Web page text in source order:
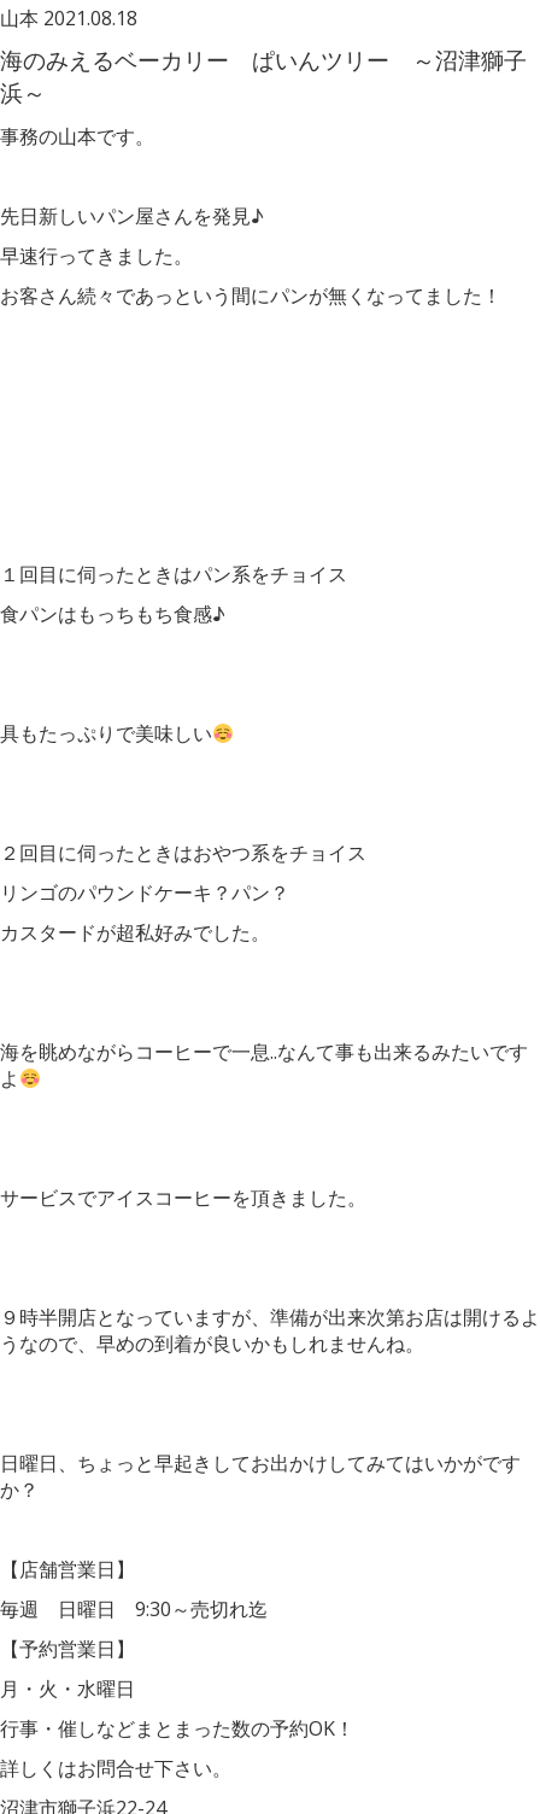
山本 2021.08.18
海のみえるベーカリー ぱいんツリー ～沼津獅子
浜～
事務の山本です。
先日新しいパン屋さんを発見♪
早速行ってきました。
お客さん続々であっという間にパンが無くなってました！
１回目に伺ったときはパン系をチョイス
食パンはもっちもち食感♪
具もたっぷりで美味しい
２回目に伺ったときはおやつ系をチョイス
リンゴのパウンドケーキ？パン？
カスタードが超私好みでした。
海を眺めながらコーヒーで一息..なんて事も出来るみたいです
よ
サービスでアイスコーヒーを頂きました。
９時半開店となっていますが、準備が出来次第お店は開けるよ
うなので、早めの到着が良いかもしれませんね。
日曜日、ちょっと早起きしてお出かけしてみてはいかがです
か？
【店舗営業日】
毎週 日曜日 9:30～売切れ迄
【予約営業日】
月・火・水曜日
行事・催しなどまとまった数の予約OK！
詳しくはお問合せ下さい。
沼津市獅子浜22-24